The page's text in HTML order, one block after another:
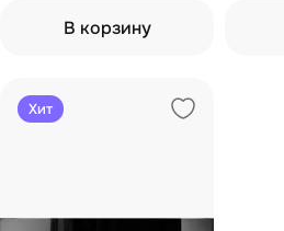
В корзину
Хит